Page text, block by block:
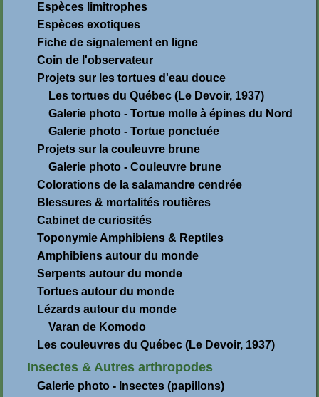
Espèces limitrophes
Espèces exotiques
Fiche de signalement en ligne
Coin de l'observateur
Projets sur les tortues d'eau douce
Les tortues du Québec (Le Devoir, 1937)
Galerie photo - Tortue molle à épines du Nord
Galerie photo - Tortue ponctuée
Projets sur la couleuvre brune
Galerie photo - Couleuvre brune
Colorations de la salamandre cendrée
Blessures & mortalités routières
Cabinet de curiosités
Toponymie Amphibiens & Reptiles
Amphibiens autour du monde
Serpents autour du monde
Tortues autour du monde
Lézards autour du monde
Varan de Komodo
Les couleuvres du Québec (Le Devoir, 1937)
Insectes & Autres arthropodes
Galerie photo - Insectes (papillons)